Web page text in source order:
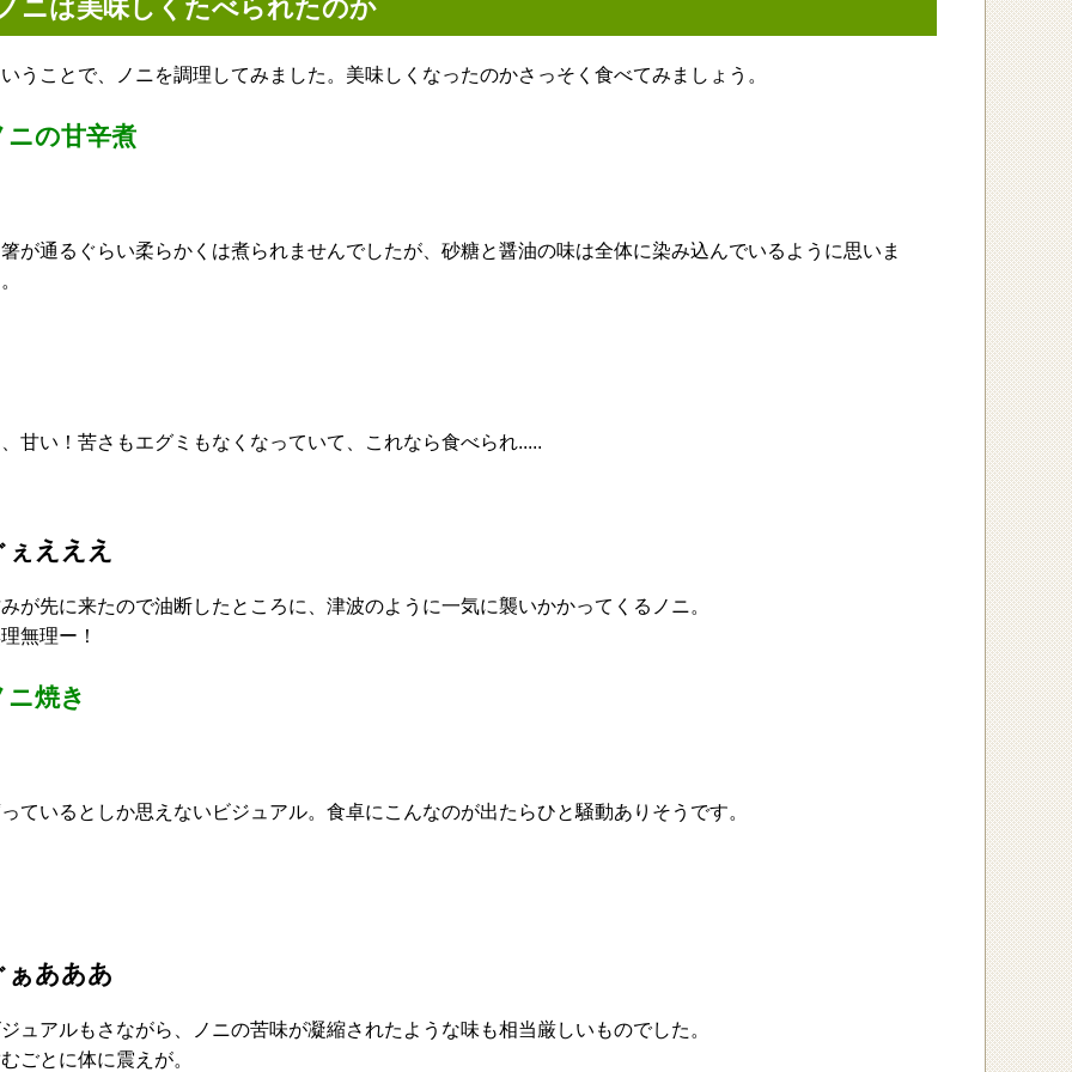
ニは美味しくたべられたのか
うことで、ノニを調理してみました。美味しくなったのかさっそく食べてみましょう。
ニの甘辛煮
が通るぐらい柔らかくは煮られませんでしたが、砂糖と醤油の味は全体に染み込んでいるように思いま
甘い！苦さもエグミもなくなっていて、これなら食べられ.....
ぇえええ
が先に来たので油断したところに、津波のように一気に襲いかかってくるノニ。
無理ー！
ニ焼き
ているとしか思えないビジュアル。食卓にこんなのが出たらひと騒動ありそうです。
ぁあああ
ュアルもさながら、ノニの苦味が凝縮されたような味も相当厳しいものでした。
ごとに体に震えが。